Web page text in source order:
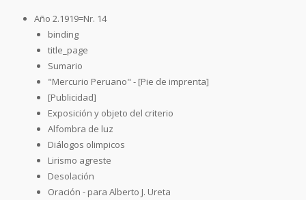
Año 2.1919=Nr. 14
binding
title_page
Sumario
"Mercurio Peruano" - [Pie de imprenta]
[Publicidad]
Exposición y objeto del criterio
Alfombra de luz
Diálogos olimpicos
Lirismo agreste
Desolación
Oración - para Alberto J. Ureta